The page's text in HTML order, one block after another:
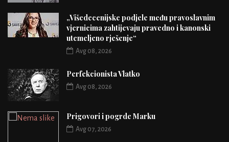
„Višedecenijske podjele među pravoslavnim
vjernicima zahtijevaju pravedno i kanonski
utemeljeno rješenje“
Avg 08, 2026
Perfekcionista Vlatko
Avg 08, 2026
Prigovori i pogrde Marku
Avg 07, 2026